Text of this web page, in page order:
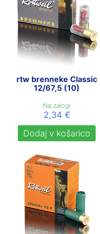
rtw brenneke Classic
12/67,5 (10)
Na zalogi
2,34 €
Dodaj v košarico